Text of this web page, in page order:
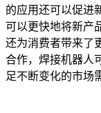
的应用还可以促进
可以更快地将新产
还为消费者带来了
合作，焊接机器人
足不断变化的市场